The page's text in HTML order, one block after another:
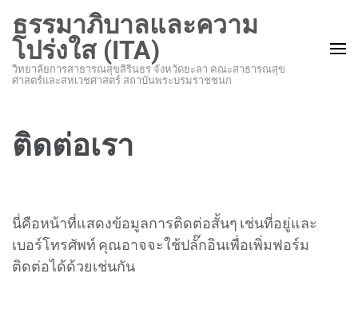
เนื้อหา
ธรรมาภิบาลและความ
โปร่งใส (ITA)
วิทยาลัยการสาธารณสุขสิรินธร จังหวัดยะลา คณะสาธารณสุข
ศาสตร์และสหเวชศาสตร์ สถาบันพระบรมราชชนก
ติดต่อเรา
นี่คือหน้าที่แสดงข้อมูลการติดต่อสั้นๆ เช่นที่อยู่และ
เบอร์โทรศัพท์ คุณอาจจะใช้ปลั๊กอินเพื่อเพิ่มฟอร์ม
ติดต่อได้ด้วยเช่นกัน